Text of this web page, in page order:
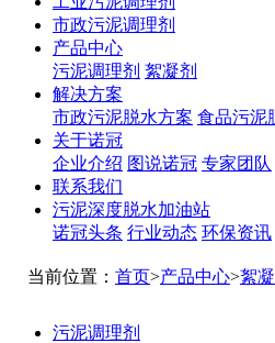
市政污泥调理剂
产品中心
污泥调理剂 絮凝剂
解决方案
市政污泥脱水方案 食品污泥
关于诺冠
企业介绍 图说诺冠 专家团队
联系我们
污泥深度脱水加油站
诺冠头条 行业动态 环保资讯
当前位置： 首页>产品中心>絮
污泥调理剂